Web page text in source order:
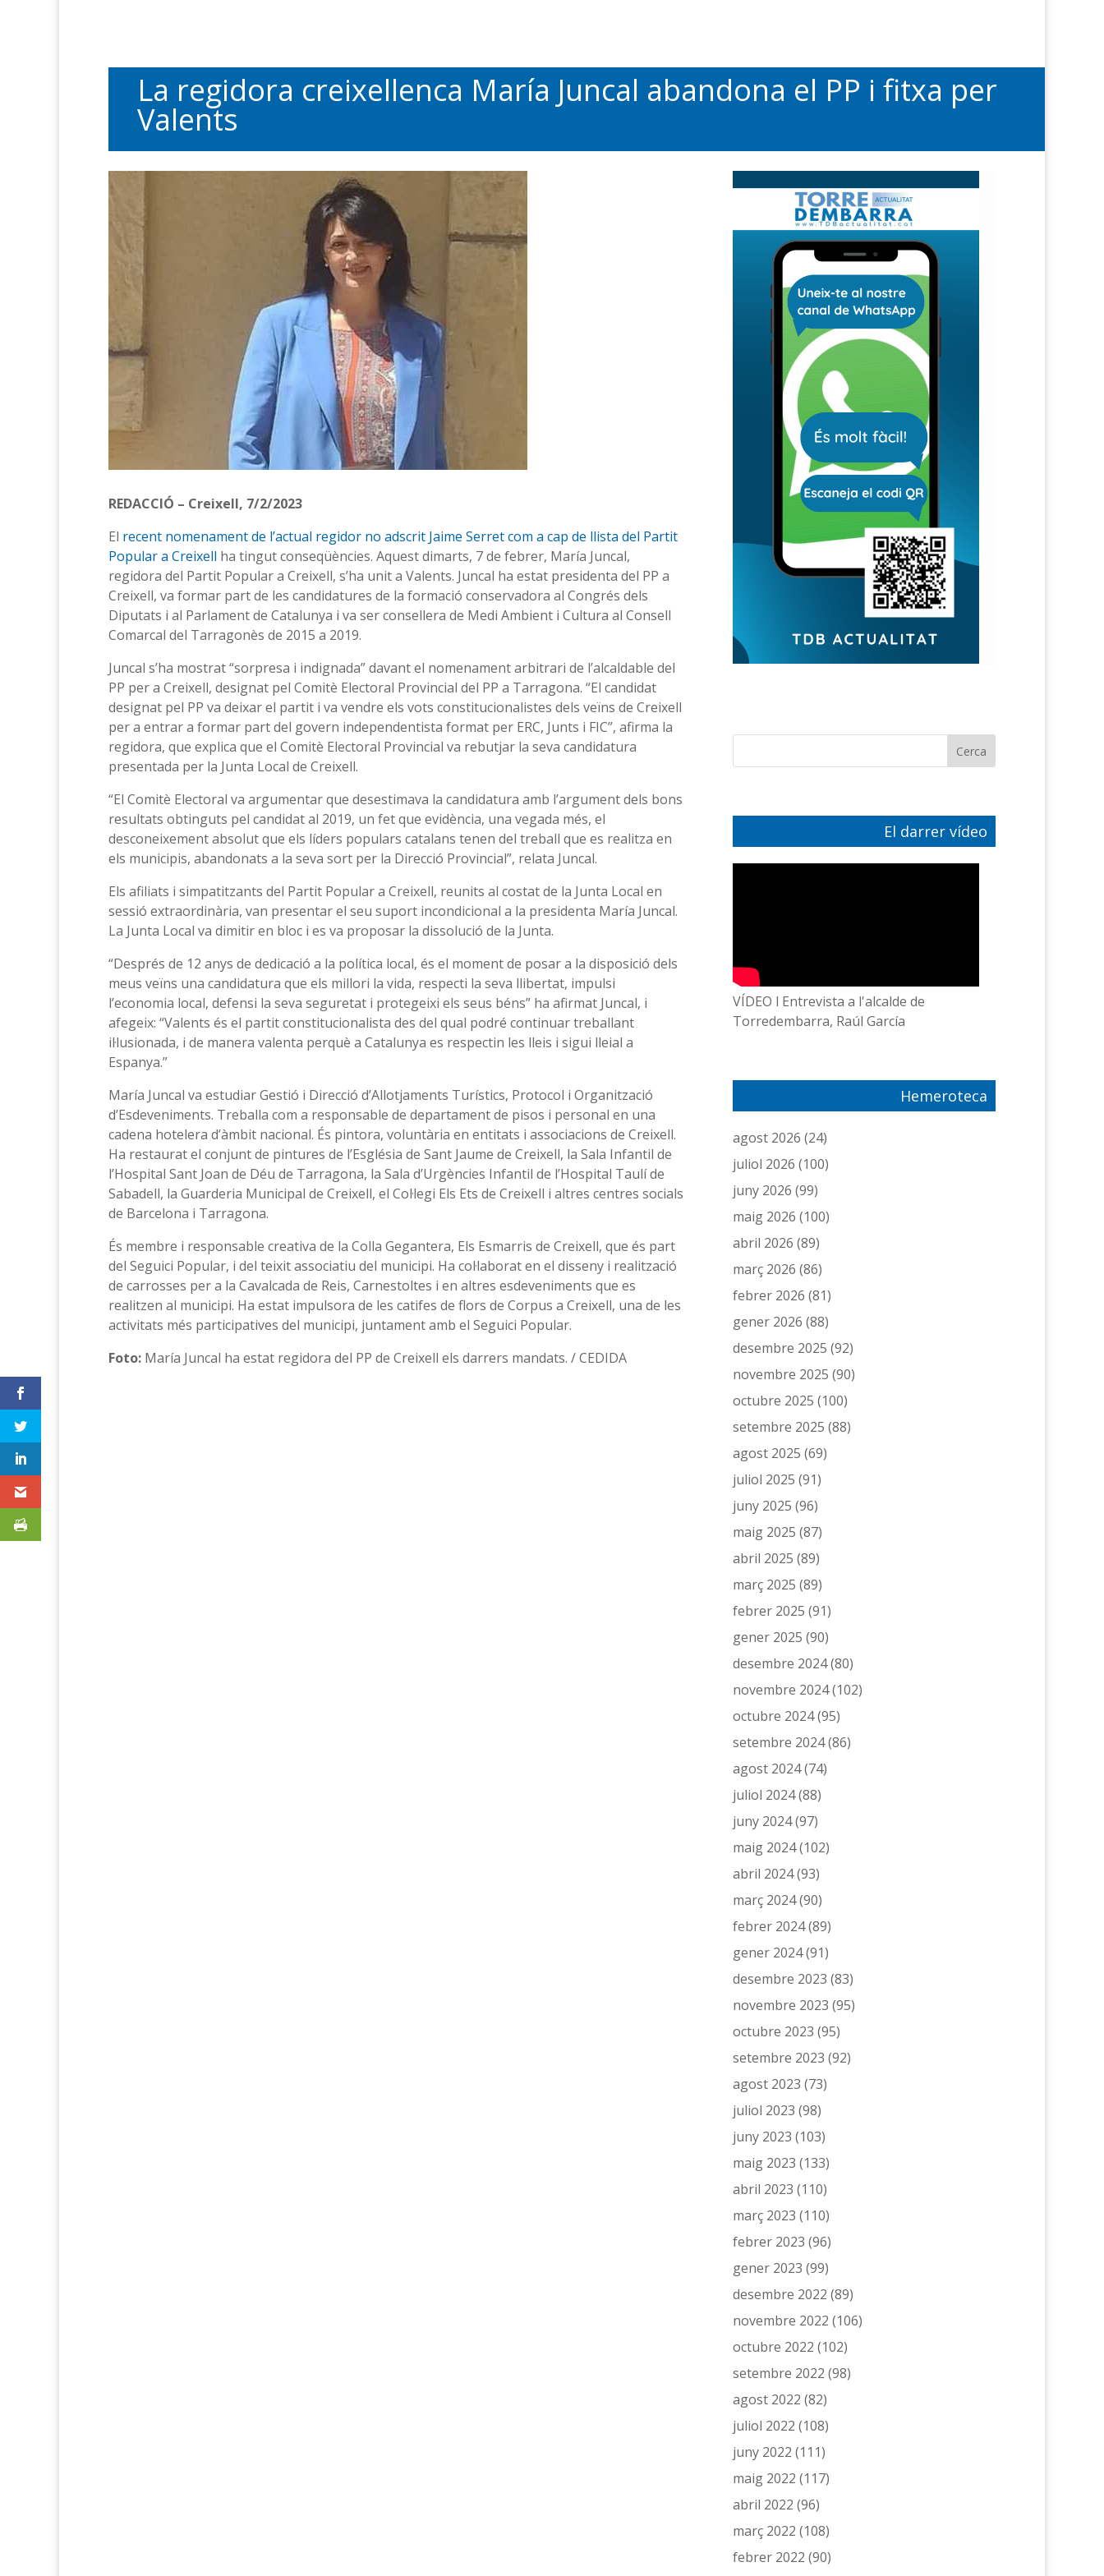
La regidora creixellenca María Juncal abandona el PP i fitxa per
Valents
REDACCIÓ – Creixell, 7/2/2023
El recent nomenament de l’actual regidor no adscrit Jaime Serret com a cap de llista del Partit
Popular a Creixell ha tingut conseqüències. Aquest dimarts, 7 de febrer, María Juncal,
regidora del Partit Popular a Creixell, s’ha unit a Valents. Juncal ha estat presidenta del PP a
Creixell, va formar part de les candidatures de la formació conservadora al Congrés dels
Diputats i al Parlament de Catalunya i va ser consellera de Medi Ambient i Cultura al Consell
Comarcal del Tarragonès de 2015 a 2019.
Juncal s’ha mostrat “sorpresa i indignada” davant el nomenament arbitrari de l’alcaldable del
PP per a Creixell, designat pel Comitè Electoral Provincial del PP a Tarragona. “El candidat
designat pel PP va deixar el partit i va vendre els vots constitucionalistes dels veïns de Creixell
per a entrar a formar part del govern independentista format per ERC, Junts i FIC”, afirma la
regidora, que explica que el Comitè Electoral Provincial va rebutjar la seva candidatura
presentada per la Junta Local de Creixell.
“El Comitè Electoral va argumentar que desestimava la candidatura amb l’argument dels bons
resultats obtinguts pel candidat al 2019, un fet que evidència, una vegada més, el
desconeixement absolut que els líders populars catalans tenen del treball que es realitza en
els municipis, abandonats a la seva sort per la Direcció Provincial”, relata Juncal.
Els afiliats i simpatitzants del Partit Popular a Creixell, reunits al costat de la Junta Local en
sessió extraordinària, van presentar el seu suport incondicional a la presidenta María Juncal.
La Junta Local va dimitir en bloc i es va proposar la dissolució de la Junta.
“Després de 12 anys de dedicació a la política local, és el moment de posar a la disposició dels
meus veïns una candidatura que els millori la vida, respecti la seva llibertat, impulsi
l’economia local, defensi la seva seguretat i protegeixi els seus béns” ha afirmat Juncal, i
afegeix: “Valents és el partit constitucionalista des del qual podré continuar treballant
il·lusionada, i de manera valenta perquè a Catalunya es respectin les lleis i sigui lleial a
Espanya.”
María Juncal va estudiar Gestió i Direcció d’Allotjaments Turístics, Protocol i Organització
d’Esdeveniments. Treballa com a responsable de departament de pisos i personal en una
cadena hotelera d’àmbit nacional. És pintora, voluntària en entitats i associacions de Creixell.
Ha restaurat el conjunt de pintures de l’Església de Sant Jaume de Creixell, la Sala Infantil de
l’Hospital Sant Joan de Déu de Tarragona, la Sala d’Urgències Infantil de l’Hospital Taulí de
Sabadell, la Guarderia Municipal de Creixell, el Col·legi Els Ets de Creixell i altres centres socials
de Barcelona i Tarragona.
És membre i responsable creativa de la Colla Gegantera, Els Esmarris de Creixell, que és part
del Seguici Popular, i del teixit associatiu del municipi. Ha col·laborat en el disseny i realització
de carrosses per a la Cavalcada de Reis, Carnestoltes i en altres esdeveniments que es
realitzen al municipi. Ha estat impulsora de les catifes de flors de Corpus a Creixell, una de les
activitats més participatives del municipi, juntament amb el Seguici Popular.
Foto: María Juncal ha estat regidora del PP de Creixell els darrers mandats. / CEDIDA
El darrer vídeo
VÍDEO l Entrevista a l'alcalde de
Torredembarra, Raúl García
Hemeroteca
agost 2026 (24)
juliol 2026 (100)
juny 2026 (99)
maig 2026 (100)
abril 2026 (89)
març 2026 (86)
febrer 2026 (81)
gener 2026 (88)
desembre 2025 (92)
novembre 2025 (90)
octubre 2025 (100)
setembre 2025 (88)
agost 2025 (69)
juliol 2025 (91)
juny 2025 (96)
maig 2025 (87)
abril 2025 (89)
març 2025 (89)
febrer 2025 (91)
gener 2025 (90)
desembre 2024(80)
novembre 2024(102)
octubre 2024(95)
setembre 2024(86)
agost 2024(74)
juliol 2024(88)
juny 2024(97)
maig 2024(102)
abril 2024(93)
març 2024(90)
febrer 2024(89)
gener 2024(91)
desembre 2023 (83)
novembre 2023 (95)
octubre 2023 (95)
setembre 2023 (92)
agost 2023 (73)
juliol 2023 (98)
juny 2023 (103)
maig 2023 (133)
abril 2023 (110)
març 2023 (110)
febrer 2023 (96)
gener 2023 (99)
desembre 2022 (89)
novembre 2022 (106)
octubre 2022 (102)
setembre 2022 (98)
agost 2022 (82)
juliol 2022 (108)
juny 2022 (111)
maig 2022 (117)
abril 2022 (96)
març 2022 (108)
febrer 2022 (90)